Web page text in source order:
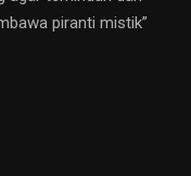
piranti mistik”